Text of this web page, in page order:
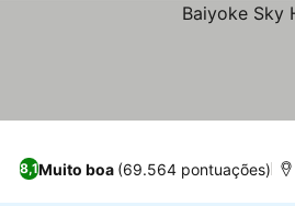
8,1Muito boa (69.564 pontuações)